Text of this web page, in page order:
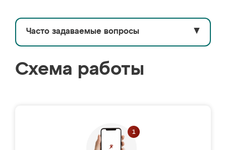
Часто задаваемые вопросы ▼
Схема работы